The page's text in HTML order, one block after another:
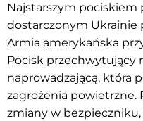
Najstarszym
dostarczonym Ukrainie
Armia amerykańska
Pocisk przechwytujący
naprowadzającą, która
zagrożenia
zmiany w